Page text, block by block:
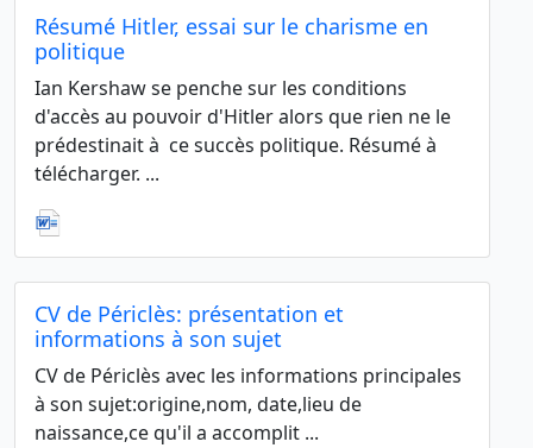
Résumé Hitler, essai sur le charisme en
politique
Ian Kershaw se penche sur les conditions
d'accès au pouvoir d'Hitler alors que rien ne le
prédestinait à ce succès politique. Résumé à
télécharger. ...
CV de Périclès: présentation et
informations à son sujet
CV de Périclès avec les informations principales
à son sujet:origine,nom, date,lieu de
naissance,ce qu'il a accomplit ...